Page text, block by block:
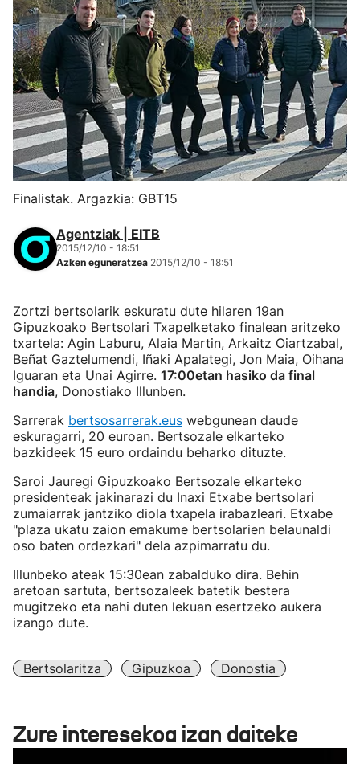
Finalistak. Argazkia: GBT15
Agentziak | EITB
2015/12/10 - 18:51
Azken eguneratzea 2015/12/10 - 18:51
Zortzi bertsolarik eskuratu dute hilaren 19an
Gipuzkoako Bertsolari Txapelketako finalean aritzeko
txartela: Agin Laburu, Alaia Martin, Arkaitz Oiartzabal,
Beñat Gaztelumendi, Iñaki Apalategi, Jon Maia, Oihana
Iguaran eta Unai Agirre. 17:00etan hasiko da final
handia, Donostiako Illunben.
Sarrerak bertsosarrerak.eus webgunean daude
eskuragarri, 20 euroan. Bertsozale elkarteko
bazkideek 15 euro ordaindu beharko dituzte.
Saroi Jauregi Gipuzkoako Bertsozale elkarteko
presidenteak jakinarazi du Inaxi Etxabe bertsolari
zumaiarrak jantziko diola txapela irabazleari. Etxabe
"plaza ukatu zaion emakume bertsolarien belaunaldi
oso baten ordezkari" dela azpimarratu du.
Illunbeko ateak 15:30ean zabalduko dira. Behin
aretoan sartuta, bertsozaleek batetik bestera
mugitzeko eta nahi duten lekuan esertzeko aukera
izango dute.
Bertsolaritza Gipuzkoa Donostia
Zure interesekoa izan daiteke